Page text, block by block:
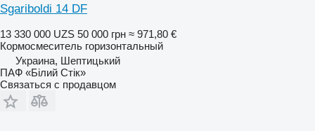
Sgariboldi 14 DF
13 330 000 UZS 50 000 грн ≈ 971,80 €
Кормосмеситель горизонтальный
Украина, Шептицький
ПАФ «Білий Стік»
Связаться с продавцом